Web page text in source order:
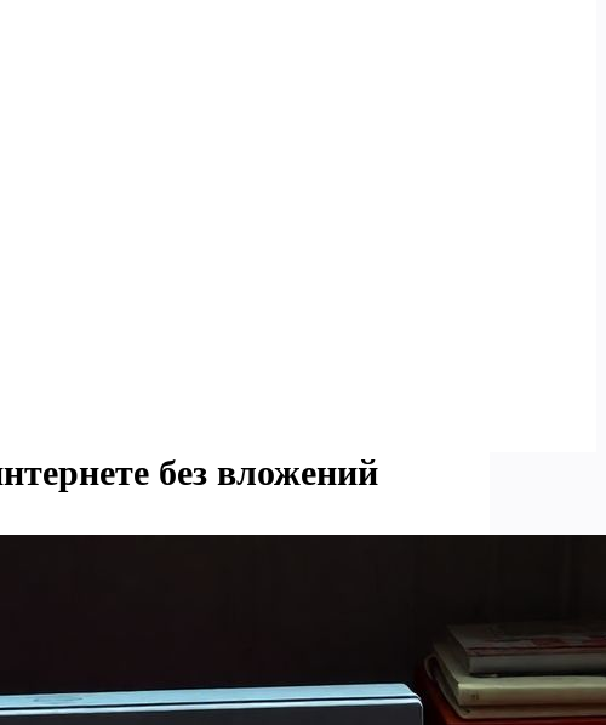
без вложений